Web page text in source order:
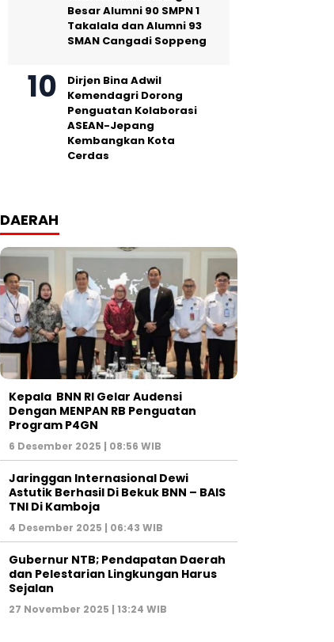
Besar Alumni 90 SMPN 1
Takalala dan Alumni 93
SMAN Cangadi Soppeng
Dirjen Bina Adwil
Kemendagri Dorong
Penguatan Kolaborasi
ASEAN-Jepang
Kembangkan Kota
Cerdas
DAERAH
Kepala BNN RI Gelar Audensi
Dengan MENPAN RB Penguatan
Program P4GN
6 Desember 2025 | 08:56 WIB
Jaringgan Internasional Dewi
Astutik Berhasil Di Bekuk BNN – BAIS
TNI Di Kamboja
4 Desember 2025 | 06:43 WIB
Gubernur NTB; Pendapatan Daerah
dan Pelestarian Lingkungan Harus
Sejalan
27 November 2025 | 13:24 WIB